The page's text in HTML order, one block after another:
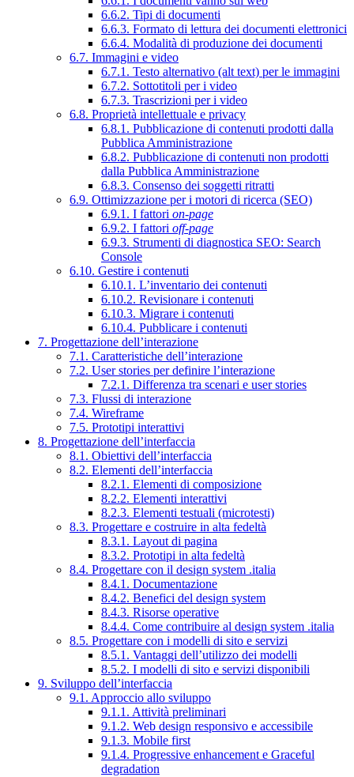
6.6.2. Tipi di documenti
6.6.3. Formato di lettura dei documenti elettronici
6.6.4. Modalità di produzione dei documenti
6.7. Immagini e video
6.7.1. Testo alternativo (alt text) per le immagini
6.7.2. Sottotitoli per i video
6.7.3. Trascrizioni per i video
6.8. Proprietà intellettuale e privacy
6.8.1. Pubblicazione di contenuti prodotti dalla
Pubblica Amministrazione
6.8.2. Pubblicazione di contenuti non prodotti
dalla Pubblica Amministrazione
6.8.3. Consenso dei soggetti ritratti
6.9. Ottimizzazione per i motori di ricerca (SEO)
6.9.1. I fattori on-page
6.9.2. I fattori off-page
6.9.3. Strumenti di diagnostica SEO: Search
Console
6.10. Gestire i contenuti
6.10.1. L’inventario dei contenuti
6.10.2. Revisionare i contenuti
6.10.3. Migrare i contenuti
6.10.4. Pubblicare i contenuti
7. Progettazione dell’interazione
7.1. Caratteristiche dell’interazione
7.2. User stories per definire l’interazione
7.2.1. Differenza tra scenari e user stories
7.3. Flussi di interazione
7.4. Wireframe
7.5. Prototipi interattivi
8. Progettazione dell’interfaccia
8.1. Obiettivi dell’interfaccia
8.2. Elementi dell’interfaccia
8.2.1. Elementi di composizione
8.2.2. Elementi interattivi
8.2.3. Elementi testuali (microtesti)
8.3. Progettare e costruire in alta fedeltà
8.3.1. Layout di pagina
8.3.2. Prototipi in alta fedeltà
8.4. Progettare con il design system .italia
8.4.1. Documentazione
8.4.2. Benefici del design system
8.4.3. Risorse operative
8.4.4. Come contribuire al design system .italia
8.5. Progettare con i modelli di sito e servizi
8.5.1. Vantaggi dell’utilizzo dei modelli
8.5.2. I modelli di sito e servizi disponibili
9. Sviluppo dell’interfaccia
9.1. Approccio allo sviluppo
9.1.1. Attività preliminari
9.1.2. Web design responsivo e accessibile
9.1.3. Mobile first
9.1.4. Progressive enhancement e Graceful
degradation